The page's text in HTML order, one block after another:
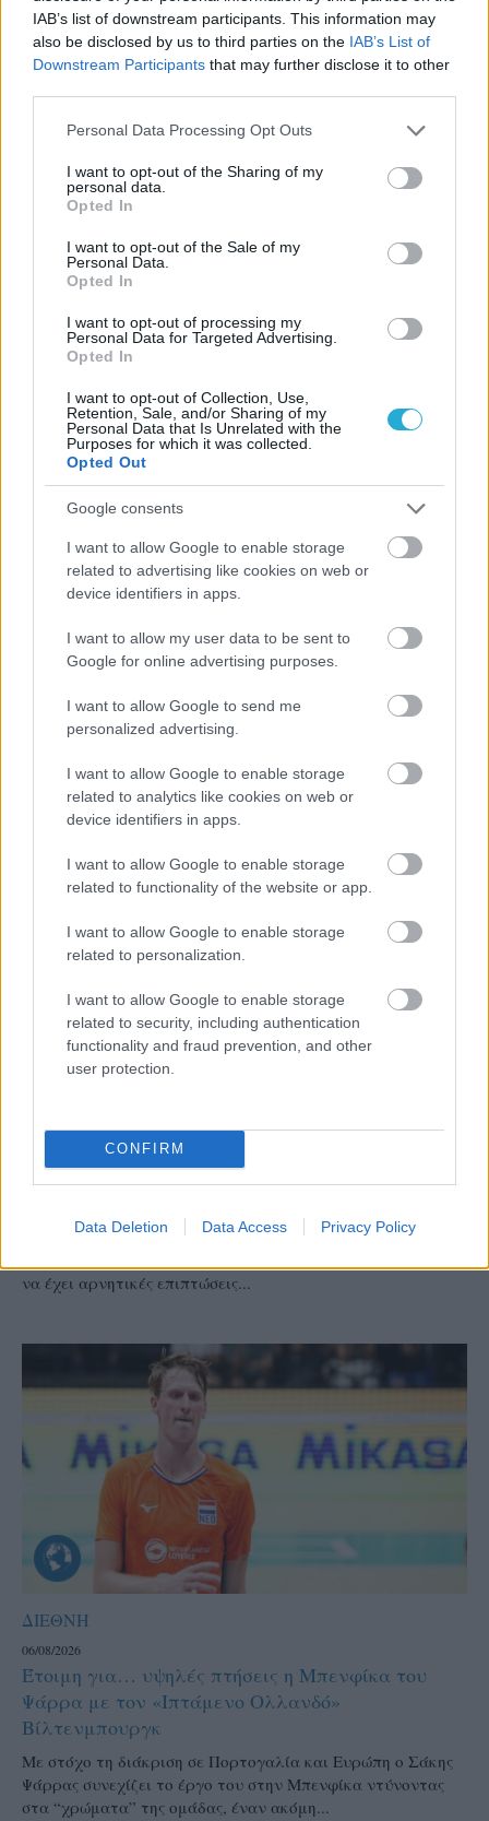
IAB’s list of downstream participants. This information may
also be disclosed by us to third parties on the IAB’s List of
Downstream Participants that may further disclose it to other
Please note that this website/app uses one or more Google
not limited to your visit or usage behaviour. You may click to
grant or deny consent to Google and its third-party tags to
use your data for below specified purposes in below Google
consent section.
Personal Data Processing Opt Outs
I want to opt-out of the Sharing of my
personal data.
Opted In
I want to opt-out of the Sale of my
Personal Data.
Opted In
I want to opt-out of processing my
Personal Data for Targeted Advertising.
Opted In
I want to opt-out of Collection, Use,
Retention, Sale, and/or Sharing of my
Personal Data that Is Unrelated with the
Purposes for which it was collected.
Opted Out
Google consents
I want to allow Google to enable storage
related to advertising like cookies on web or
device identifiers in apps.
I want to allow my user data to be sent to
Google for online advertising purposes.
I want to allow Google to send me
personalized advertising.
I want to allow Google to enable storage
related to analytics like cookies on web or
device identifiers in apps.
I want to allow Google to enable storage
related to functionality of the website or app.
I want to allow Google to enable storage
related to personalization.
I want to allow Google to enable storage
related to security, including authentication
functionality and fraud prevention, and other
user protection.
CONFIRM
Data Deletion Data Access Privacy Policy
Aκολουθήστε μας
παντού…
06/08/2026
Η FIVB σχεδιάζει να διοργανώσει το Παγκόσμιο
Πρωτάθλημα τον Δεκέμβριο – Αντιδρούν οι
“Φωτιές” έχει ανάψει στο παγκόσμιο βόλεϊ μια σημαντική
να έχει αρνητικές επιπτώσεις...
ΔΙΕΘΝΗ
06/08/2026
Έτοιμη για… υψηλές πτήσεις η Μπενφίκα του
Ψάρρα με τον «Ιπτάμενο Ολλανδό»
Βίλτενμπουργκ
Mε στόχο τη διάκριση σε Πορτογαλία και Ευρώπη ο Σάκης
Ψάρρας συνεχίζει το έργο του στην Μπενφίκα ντύνοντας
στα “χρώματα” της ομάδας, έναν ακόμη...